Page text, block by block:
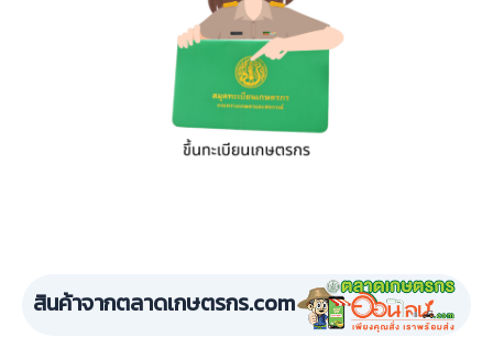
สินค้าจากตลาดเกษตรกร.com